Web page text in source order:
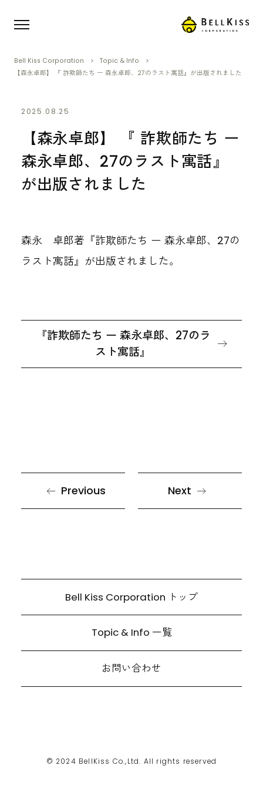
Bell Kiss Corporation
Topic & Info
【森永卓郎】 『 詐欺師たち ー 森永卓郎、27のラスト寓話』が出版されました
2025.08.25
【森永卓郎】 『 詐欺師たち ー
森永卓郎、27のラスト寓話』
が出版されました
森永 卓郎著『詐欺師たち ー 森永卓郎、27の
ラスト寓話』が出版されました。
『詐欺師たち ー 森永卓郎、27のラ
スト寓話』
Previous Next
Bell Kiss Corporation トップ
Topic & Info 一覧
お問い合わせ
© 2024 BellKiss Co.,Ltd. All rights reserved